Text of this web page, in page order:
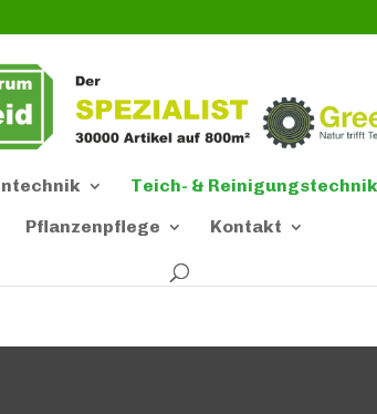
Teich- & Reinigungstechnik
Pflanzenpflege
Kontakt